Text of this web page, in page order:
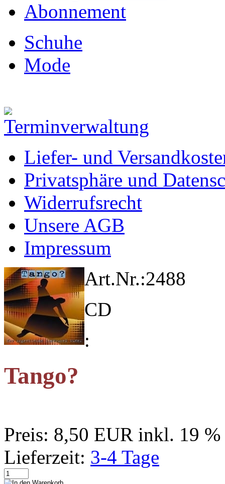
Abonnement
Schuhe
Mode
Liefer- und
Privatsphäre und
Widerrufsrecht
Unsere AGB
Impressum
Art.Nr.:2488
CD
:
Tango?
Preis: 8,50 EUR inkl. 19
Lieferzeit: 3-4 Tage